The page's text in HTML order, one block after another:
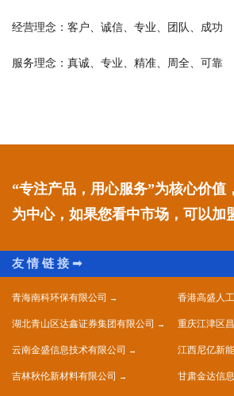
经营理念：客户、诚信、专业、团队、成功
服务理念：真诚、专业、精准、周全、可靠
“专注产品，用心服务”为核心价值
为中心，如果您看中市场，可以加
青海南科环保有限公司 香港高盛人
湖北青山区达鑫证券集团有限公司 重庆江津区
云南金盛信息技术有限公司 江西尼亿新
吉林秋伦新材料有限公司 甘肃金达信